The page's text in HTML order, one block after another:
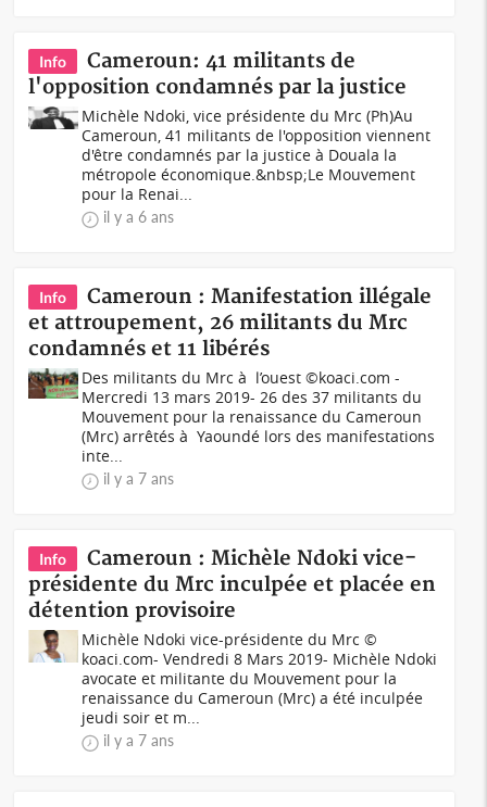
Info
Cameroun: 41 militants de
l'opposition condamnés par la justice
Michèle Ndoki, vice présidente du Mrc (Ph)Au
Cameroun, 41 militants de l'opposition viennent
d'être condamnés par la justice à Douala la
métropole économique.&nbsp;Le Mouvement
pour la Renai...
il y a 6 ans
Info
Cameroun : Manifestation illégale
et attroupement, 26 militants du Mrc
condamnés et 11 libérés
Des militants du Mrc à l’ouest ©koaci.com -
Mercredi 13 mars 2019- 26 des 37 militants du
Mouvement pour la renaissance du Cameroun
(Mrc) arrêtés à Yaoundé lors des manifestations
inte...
il y a 7 ans
Info
Cameroun : Michèle Ndoki vice-
présidente du Mrc inculpée et placée en
détention provisoire
Michèle Ndoki vice-présidente du Mrc ©
koaci.com- Vendredi 8 Mars 2019- Michèle Ndoki
avocate et militante du Mouvement pour la
renaissance du Cameroun (Mrc) a été inculpée
jeudi soir et m...
il y a 7 ans